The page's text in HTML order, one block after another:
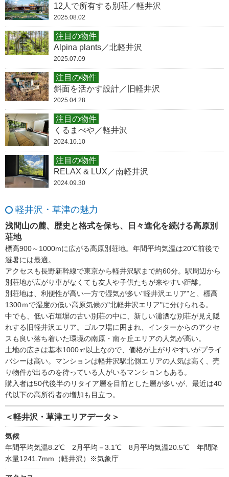
12人で所有する別荘／軽井沢
2025.08.02
注目の物件
Alpina plants／北軽井沢
2025.07.09
注目の物件
斜面を活かす設計／旧軽井沢
2025.04.28
注目の物件
くるまべや／軽井沢
2024.10.10
注目の物件
RELAX & LUX／南軽井沢
2024.09.30
軽井沢・草津の魅力
浅間山の麓、歴史と格式を保ち、日々進化を続ける高原別
荘地
標高900～1000mに広がる高原別荘地。年間平均気温は20℃前後で
避暑には最適。
アクセスも長野新幹線で東京から軽井沢駅まで約60分。駅周辺から
別荘地が広がり車がなくても友人や子供たちが来やすい距離。
別荘地は、利便性が高い一方で湿気が多い"軽井沢エリア"と、標高
1300ｍで湿度の低い高原気候の"北軽井沢エリア"に分けられる。
中でも、低い石垣塀の古い別荘の中に、新しい瀟洒な別荘が見え隠
れする旧軽井沢エリア。ゴルフ場に囲まれ、インターからのアクセ
スも良い落ち着いた環境の南原・南ヶ丘エリアの人気が高い。
土地の広さは基本1000㎡以上なので、価格が上がりやすいがプライ
バシーは高い。マンションは軽井沢駅北側エリアの人気は高く、売
り物件が出るのを待っている人がいるマンションもある。
購入者は50代後半のリタイア層を目前とした層が多いが、最近は40
代以下の高所得者の増加も目立つ。
＜軽井沢・草津エリアデータ＞
気候
年間平均気温8.2℃ 2月平均－3.1℃ 8月平均気温20.5℃ 年間降
水量1241.7mm（軽井沢）※気象庁